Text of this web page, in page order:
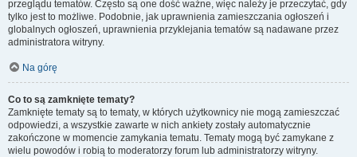
przeglądu tematów. Często są one dość ważne, więc należy je przeczytać, gdy
tylko jest to możliwe. Podobnie, jak uprawnienia zamieszczania ogłoszeń i
globalnych ogłoszeń, uprawnienia przyklejania tematów są nadawane przez
administratora witryny.
Na górę
Co to są zamknięte tematy?
Zamknięte tematy są to tematy, w których użytkownicy nie mogą zamieszczać
odpowiedzi, a wszystkie zawarte w nich ankiety zostały automatycznie
zakończone w momencie zamykania tematu. Tematy mogą być zamykane z
wielu powodów i robią to moderatorzy forum lub administratorzy witryny.